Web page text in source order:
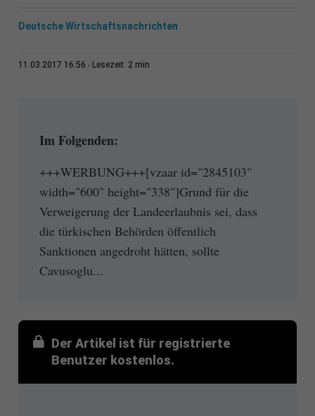
Deutsche Wirtschaftsnachrichten
11.03.2017 16:56 Lesezeit: 2 min
Im Folgenden:
+++WERBUNG+++[vzaar id="2845103"
width="600" height="338"]Grund für die
Verweigerung der Landeerlaubnis sei, dass
die türkischen Behörden öffentlich
Sanktionen angedroht hätten, sollte
Cavusoglu...
Der Artikel ist für registrierte
Benutzer kostenlos.